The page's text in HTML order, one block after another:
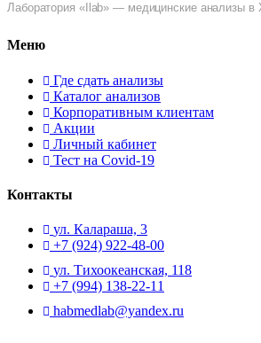
Лаборатория «Ilab» — медицинские анализы в
Меню
Где сдать анализы
Каталог анализов
Корпоративным клиентам
Акции
Личный кабинет
Тест на Covid-19
Контакты
ул. ​Калараша, 3
+7 (924) 922-48-00
ул. ​Тихоокеанская, 118
+7 (994) 138-22-11
habmedlab@yandex.ru